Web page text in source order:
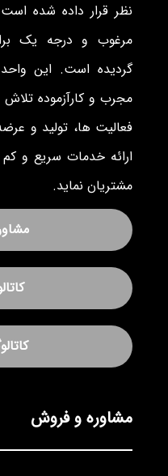
نظر قرار داده شده
مرغوب و درجه یک
گردیده است. این
مجرب و کارآزموده تلاش
فعالیت ها، تولید و
ارائه خدمات سریع و
مشتریان نماید.
مشاوره و فروش